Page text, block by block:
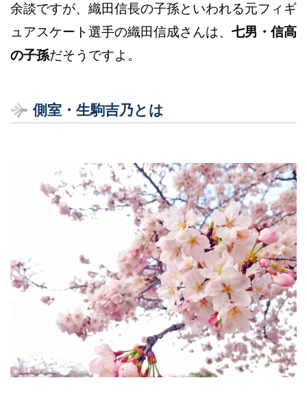
余談ですが、織田信長の子孫といわれる元フィギ
ュアスケート選手の織田信成さんは、 七男・信高
の子孫だそうですよ。
側室・生駒吉乃とは